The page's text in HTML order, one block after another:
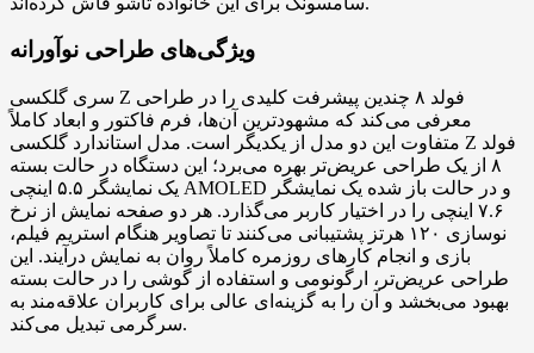
ویژگی‌های طراحی نوآورانه
سری گلکسی Z فولد ۸ چندین پیشرفت کلیدی را در طراحی
معرفی می‌کند که مشهودترین آن‌ها، فرم فاکتور و ابعاد کاملاً
متفاوت این دو مدل از یکدیگر است. مدل استاندارد گلکسی Z فولد
۸ از یک طراحی عریض‌تر بهره می‌برد؛ این دستگاه در حالت بسته
یک نمایشگر ۵.۵ اینچی AMOLED و در حالت باز شده یک نمایشگر
۷.۶ اینچی را در اختیار کاربر می‌گذارد. هر دو صفحه نمایش از نرخ
نوسازی ۱۲۰ هرتز پشتیبانی می‌کنند تا تصاویر هنگام استریم فیلم،
بازی و انجام کارهای روزمره کاملاً روان به نمایش درآیند. این
طراحی عریض‌تر، ارگونومی و استفاده از گوشی را در حالت بسته
بهبود می‌بخشد و آن را به گزینه‌ای عالی برای کاربران علاقه‌مند به
سرگرمی تبدیل می‌کند.